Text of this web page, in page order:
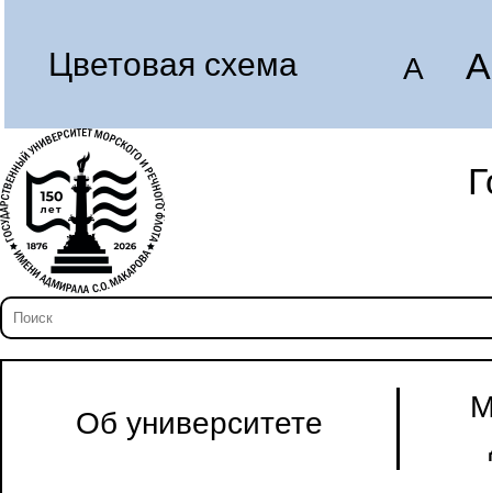
Цветовая схема A A
Об университете